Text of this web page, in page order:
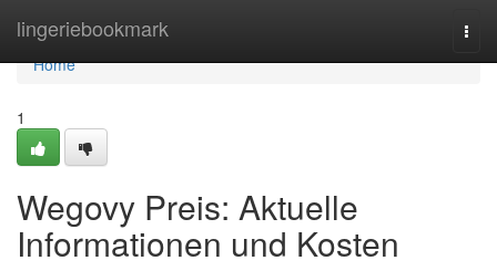
lingeriebookmark
Home
Home
1
Wegovy Preis: Aktuelle
Informationen und Kosten